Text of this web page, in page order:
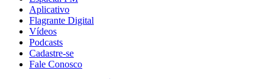
Aplicativo
Flagrante Digital
Vídeos
Podcasts
Cadastre-se
Fale Conosco